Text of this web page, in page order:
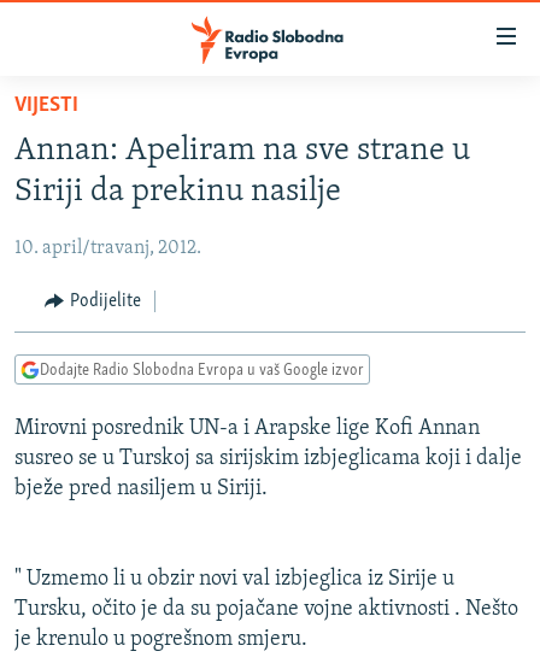
Pređite
glavni
sadržaj
Pređite
na
navigaciju
Pređite
na
BOSNA I HERCEGOVINA
SRBIJA
KOSOVO
CRNA GORA
VIDEO
FOTOGALERIJE
INFOGRAFIKE
PODCASTI
RAT U UKRAJINI
KINA NA BALKANU
ISPRIČAJ MI
DNEVNO@RSE
SPECIJALI RSE
VIJESTI
Annan: Apeliram na sve strane u
Siriji da prekinu nasilje
10. april/travanj, 2012.
Podijelite
Dodajte Radio Slobodna Evropa u vaš Google izvor
Mirovni posrednik UN-a i Arapske lige Kofi Annan
susreo se u Turskoj sa sirijskim izbjeglicama koji i dalje
bježe pred nasiljem u Siriji.
" Uzmemo li u obzir novi val izbjeglica iz Sirije u
Tursku, očito je da su pojačane vojne aktivnosti . Nešto
je krenulo u pogrešnom smjeru.